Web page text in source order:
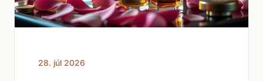
28. júl 2026